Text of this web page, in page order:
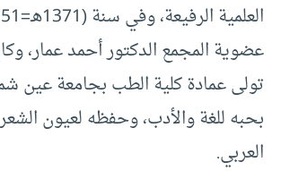
عضوية المجمع الدكتور أحمد عمار،
تولى عمادة كلية الطب بجامعة عين
بحبه للغة والأدب، وحفظه لعيون
العربي.